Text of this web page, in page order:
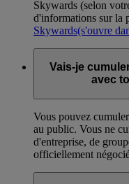
Skywards (selon
d'informations sur la
Skywards(s'ouvre
Vais-je
avec
Vous pouvez
au public. Vous ne
d'entreprise, de
officiellement